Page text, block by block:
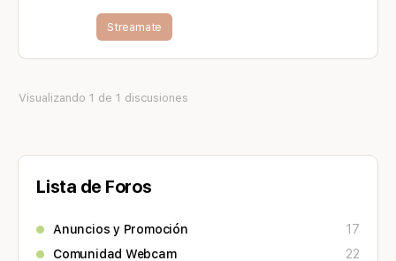
Streamate
Visualizando 1 de 1 discusiones
Lista de Foros
Anuncios y Promoción
17
Comunidad Webcam
22